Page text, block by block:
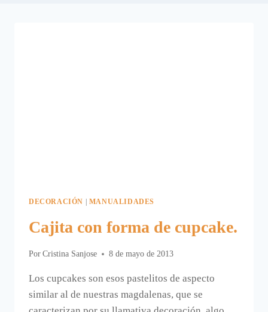
DECORACIÓN | MANUALIDADES
Cajita con forma de cupcake.
Por Cristina Sanjose 8 de mayo de 2013
Los cupcakes son esos pastelitos de aspecto
similar al de nuestras magdalenas, que se